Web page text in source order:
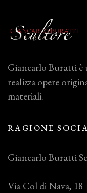
Giancarlo Buratti è
realizza opere
materiali.
RAGIONE
Giancarlo Buratti
Via Col di Nava, 18